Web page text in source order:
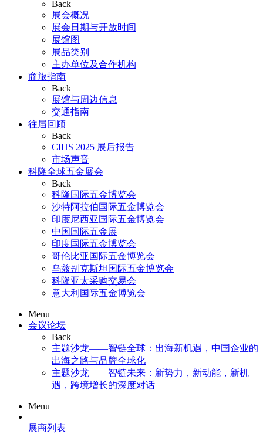
Back
展会概况
展会日期与开放时间
展馆图
展品类别
主办单位及合作机构
商旅指南
Back
展馆与周边信息
交通指南
往届回顾
Back
CIHS 2025 展后报告
市场声音
科隆全球五金展会
Back
科隆国际五金博览会
沙特阿拉伯国际五金博览会
印度尼西亚国际五金博览会
中国国际五金展
印度国际五金博览会
哥伦比亚国际五金博览会
乌兹别克斯坦国际五金博览会
科隆亚太采购交易会
意大利国际五金博览会
Menu
会议论坛
Back
主题沙龙——智链全球：出海新机遇，中国企业的
出海之路与品牌全球化
主题沙龙——智链未来：新势力，新动能，新机
遇，跨境增长的深度对话
Menu
展商列表